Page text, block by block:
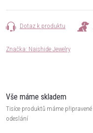
Dotaz k produktu
Značka: Naishide Jewelry
Vše máme skladem
Tisíce produktů máme
odeslání